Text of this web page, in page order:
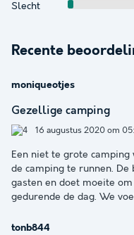
Slecht
Recente
moniqueotjes
Gezellige camping
16 augustus 2020 om
Een niet te grote
de camping te runnen.
gasten en doet moeite
gedurende de dag. We
tonb844